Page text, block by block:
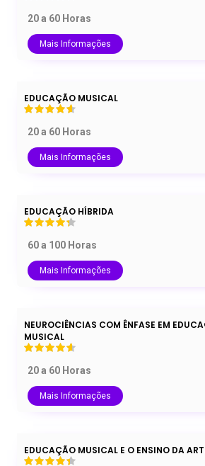
20 a 60 Horas
Mais Informações
EDUCAÇÃO MUSICAL
20 a 60 Horas
Mais Informações
EDUCAÇÃO HÍBRIDA
60 a 100 Horas
Mais Informações
NEUROCIÊNCIAS COM ÊNFASE EM
MUSICAL
20 a 60 Horas
Mais Informações
EDUCAÇÃO MUSICAL E O ENSINO DA